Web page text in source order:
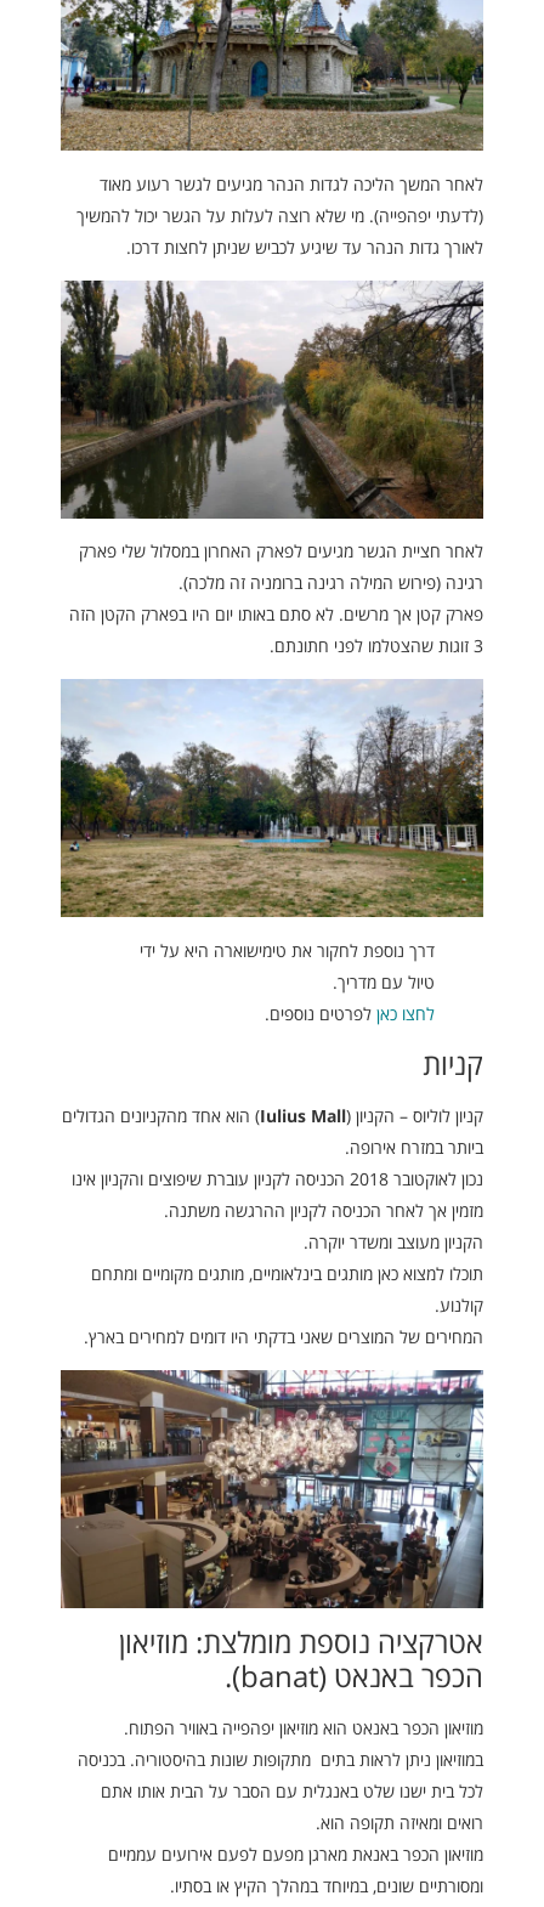
לאחר המשך הליכה לגדות הנהר מגיעים לגשר רעוע מאוד
(לדעתי יפהפייה). מי שלא רוצה לעלות על הגשר יכול להמשיך
לאורך גדות הנהר עד שיגיע לכביש שניתן לחצות דרכו.
לאחר חציית הגשר מגיעים לפארק האחרון במסלול שלי פארק
רגינה (פירוש המילה רגינה ברומניה זה מלכה).
פארק קטן אך מרשים. לא סתם באותו יום היו בפארק הקטן הזה
3 זוגות שהצטלמו לפני חתונתם.
דרך נוספת לחקור את טימישוארה היא על ידי
טיול עם מדריך.
לחצו כאן לפרטים נוספים.
קניות
קניון לוליוס – הקניון (Iulius Mall) הוא אחד מהקניונים הגדולים
ביותר במזרח אירופה.
נכון לאוקטובר 2018 הכניסה לקניון עוברת שיפוצים והקניון אינו
מזמין אך לאחר הכניסה לקניון ההרגשה משתנה.
הקניון מעוצב ומשדר יוקרה.
תוכלו למצוא כאן מותגים בינלאומיים, מותגים מקומיים ומתחם
קולנוע.
המחירים של המוצרים שאני בדקתי היו דומים למחירים בארץ.
אטרקציה נוספת מומלצת: מוזיאון
הכפר באנאט (banat).
מוזיאון הכפר באנאט הוא מוזיאון יפהפייה באוויר הפתוח.
במוזיאון ניתן לראות בתים מתקופות שונות בהיסטוריה. בכניסה
לכל בית ישנו שלט באנגלית עם הסבר על הבית אותו אתם
רואים ומאיזה תקופה הוא.
מוזיאון הכפר באנאת מארגן מפעם לפעם אירועים עממיים
ומסורתיים שונים, במיוחד במהלך הקיץ או בסתיו.